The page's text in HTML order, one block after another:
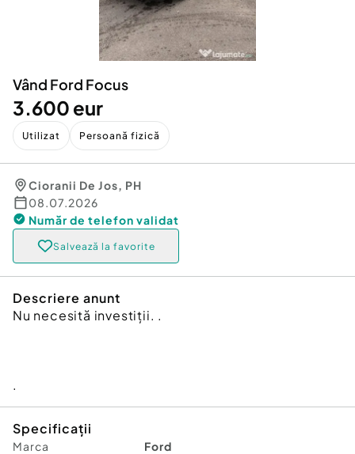
Animale de companie
Afaceri și echipamente profesionale
Inchiriere Bunuri si Vehicule
Utilaje agricole si industriale
Piese auto si accesorii
Vând Ford Focus
3.600 eur
Utilizat Persoană fizică
Cioranii De Jos, PH
08.07.2026
Număr de telefon validat
Salvează la favorite
Descriere anunt
Nu necesită investiții. .
.
Specificații
Marca Ford